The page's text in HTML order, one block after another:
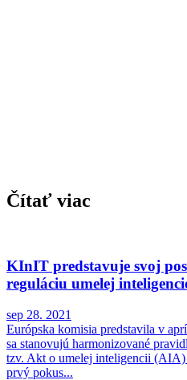
Čítať viac
KInIT predstavuje svoj
reguláciu umelej
sep 28. 2021
Európska komisia predstavila v
sa stanovujú harmonizované
tzv. Akt o umelej inteligencii (AIA)
prvý pokus...